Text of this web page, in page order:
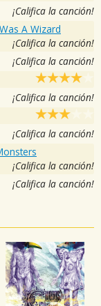
¡Califica la canción!
A Wizard
¡Califica la canción!
¡Califica la canción!
¡Califica la canción!
¡Califica la canción!
¡Califica la canción!
¡Califica la canción!